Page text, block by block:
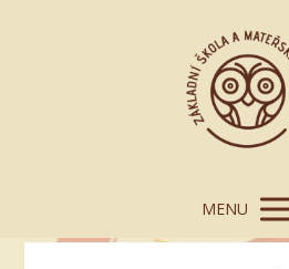
MENU